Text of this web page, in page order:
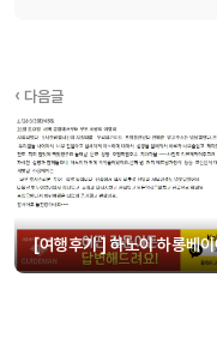
‹ 다음글
[여행후기 ] 하노이 하롱